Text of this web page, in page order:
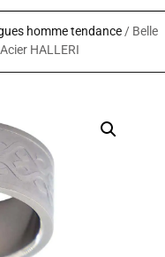
homme tendance/ Belle
HALLERI